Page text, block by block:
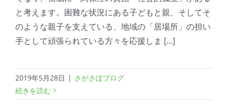
と考えます。困難な状況にある子どもと親、そしてそ
のような親子を支えている、地域の「居場所」の担い
手として頑張られている方々を応援しま [...]
2019年5月28日 | さがさぽブログ
続きを読む